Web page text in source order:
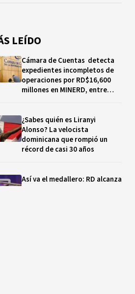
LEÍDO
Cámara de Cuentas detecta
expedientes incompletos de
operaciones por RD$16,600
millones en MINERD, entre
¿Sabes quién es Liranyi
Alonso? La velocista
dominicana que rompió un
récord de casi 30 años
Así va el medallero: RD alcanza